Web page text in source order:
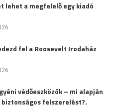
lehet a megfelelő egy kiadó
fel a Roosevelt Irodaház
védőeszközök – mi alapján
felszerelést?.